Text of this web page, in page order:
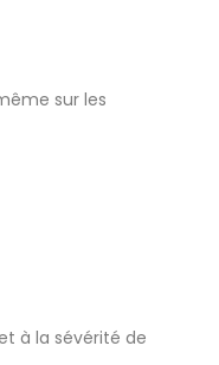
sur les
à la sévérité de